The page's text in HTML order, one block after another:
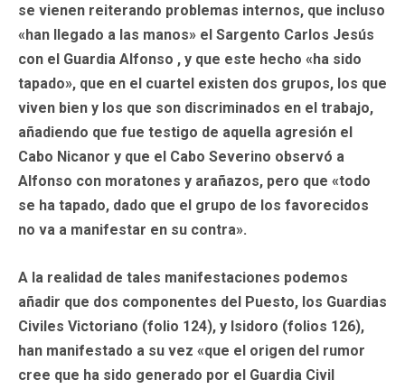
se vienen reiterando problemas internos, que incluso
«han llegado a las manos» el Sargento Carlos Jesús
con el Guardia Alfonso , y que este hecho «ha sido
tapado», que en el cuartel existen dos grupos, los que
viven bien y los que son discriminados en el trabajo,
añadiendo que fue testigo de aquella agresión el
Cabo Nicanor y que el Cabo Severino observó a
Alfonso con moratones y arañazos, pero que «todo
se ha tapado, dado que el grupo de los favorecidos
no va a manifestar en su contra».
A la realidad de tales manifestaciones podemos
añadir que dos componentes del Puesto, los Guardias
Civiles Victoriano (folio 124), y Isidoro (folios 126),
han manifestado a su vez «que el origen del rumor
cree que ha sido generado por el Guardia Civil